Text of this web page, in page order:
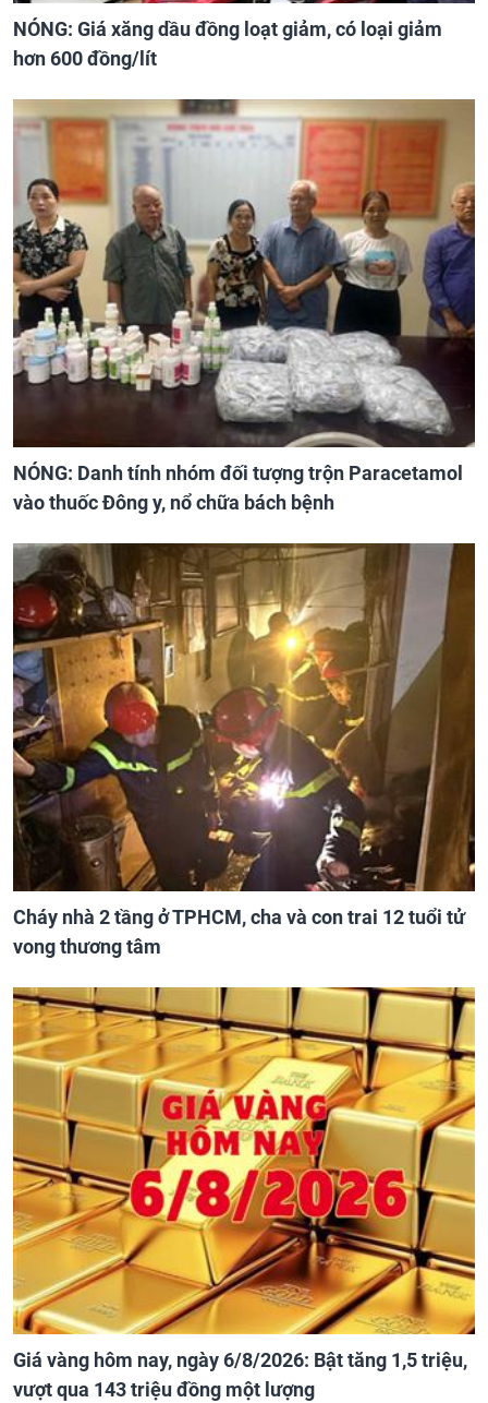
NÓNG: Giá xăng dầu đồng loạt giảm, có loại giảm
hơn 600 đồng/lít
NÓNG: Danh tính nhóm đối tượng trộn Paracetamol
vào thuốc Đông y, nổ chữa bách bệnh
Cháy nhà 2 tầng ở TPHCM, cha và con trai 12 tuổi tử
vong thương tâm
Giá vàng hôm nay, ngày 6/8/2026: Bật tăng 1,5 triệu,
vượt qua 143 triệu đồng một lượng